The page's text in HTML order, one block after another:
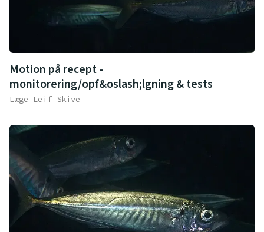
Motion på recept -
monitorering/opf&oslash;lgning & tests
Læge Leif Skive